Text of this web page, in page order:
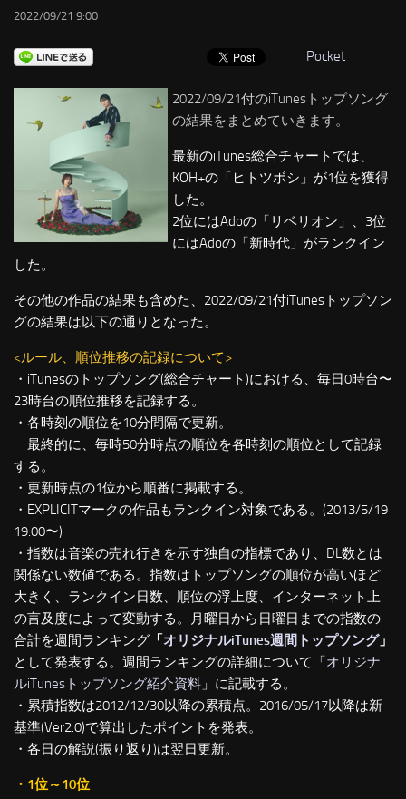
2022/09/21 9:00
Pocket
2022/09/21付のiTunesトップソング
の結果をまとめていきます。
最新のiTunes総合チャートでは、
KOH+の「ヒトツボシ」が1位を獲得
した。
2位にはAdoの「リベリオン」、3位
にはAdoの「新時代」がランクイン
した。
その他の作品の結果も含めた、2022/09/21付iTunesトップソン
グの結果は以下の通りとなった。
<ルール、順位推移の記録について>
・iTunesのトップソング(総合チャート)における、毎日0時台〜
23時台の順位推移を記録する。
・各時刻の順位を10分間隔で更新。
最終的に、毎時50分時点の順位を各時刻の順位として記録
する。
・更新時点の1位から順番に掲載する。
・EXPLICITマークの作品もランクイン対象である。(2013/5/19
19:00〜)
・指数は音楽の売れ行きを示す独自の指標であり、DL数とは
関係ない数値である。指数はトップソングの順位が高いほど
大きく、ランクイン日数、順位の浮上度、インターネット上
の言及度によって変動する。月曜日から日曜日までの指数の
合計を週間ランキング 「オリジナルiTunes週間トップソング」
として発表する。週間ランキングの詳細について「オリジナ
ルiTunesトップソング紹介資料 」に記載する。
・累積指数は2012/12/30以降の累積点。2016/05/17以降は新
基準(Ver2.0)で算出したポイントを発表。
・各日の解説(振り返り)は翌日更新。
・1位～10位